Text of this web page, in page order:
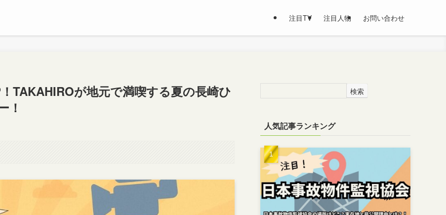
注目TV 注目人物 お問い合わせ
TAKAHIROが地元で満喫する夏の長崎ひ
！
検索
人気記事ランキング